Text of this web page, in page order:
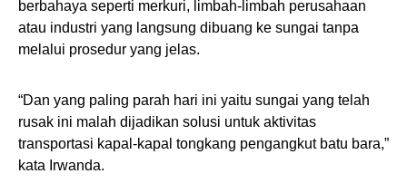
berbahaya seperti merkuri, limbah-limbah perusahaan
atau industri yang langsung dibuang ke sungai tanpa
melalui prosedur yang jelas.
“Dan yang paling parah hari ini yaitu sungai yang telah
rusak ini malah dijadikan solusi untuk aktivitas
transportasi kapal-kapal tongkang pengangkut batu bara,”
kata Irwanda.